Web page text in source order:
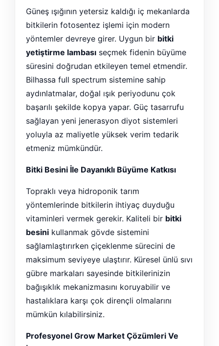
Güneş ışığının yetersiz kaldığı iç mekanlarda
bitkilerin fotosentez işlemi için modern
yöntemler devreye girer. Uygun bir bitki
yetiştirme lambası seçmek fidenin büyüme
süresini doğrudan etkileyen temel etmendir.
Bilhassa full spectrum sistemine sahip
aydınlatmalar, doğal ışık periyodunu çok
başarılı şekilde kopya yapar. Güç tasarrufu
sağlayan yeni jenerasyon diyot sistemleri
yoluyla az maliyetle yüksek verim tedarik
etmeniz mümkündür.
Bitki Besini İle Dayanıklı Büyüme Katkısı
Topraklı veya hidroponik tarım
yöntemlerinde bitkilerin ihtiyaç duyduğu
vitaminleri vermek gerekir. Kaliteli bir bitki
besini kullanmak gövde sistemini
sağlamlaştırırken çiçeklenme sürecini de
maksimum seviyeye ulaştırır. Küresel ünlü sıvı
gübre markaları sayesinde bitkilerinizin
bağışıklık mekanizmasını koruyabilir ve
hastalıklara karşı çok dirençli olmalarını
mümkün kılabilirsiniz.
Profesyonel Grow Market Çözümleri Ve